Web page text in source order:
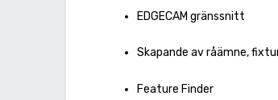
EDGECAM gränssnitt
Skapande av råämne,
Feature Finder